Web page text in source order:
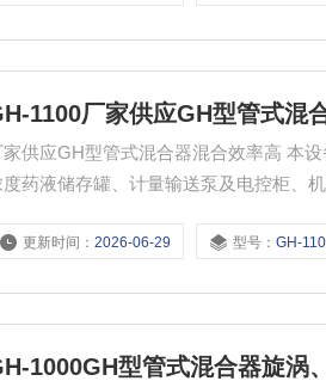
1100厂家供应GH型管式混
应GH型管式混合器混合效率高 本设备为一体化装置。主要有搅拌机、溶液罐、二级过滤装置、配比
度药液储存罐、计量输送泵及电控柜、
更新时间：2026-06-29 型号：GH-
1000GH型管式混合器旋涡